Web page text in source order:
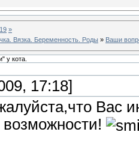
19 »
Вязка. Беременность. Роды » Ваши
у кота.
17:18]
Вас